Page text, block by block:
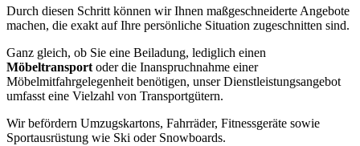
Durch diesen Schritt können wir Ihnen maßgeschneiderte Angebote
machen, die exakt auf Ihre persönliche Situation zugeschnitten sind.
Ganz gleich, ob Sie eine Beiladung, lediglich einen
Möbeltransport oder die Inanspruchnahme einer
Möbelmitfahrgelegenheit benötigen, unser Dienstleistungsangebot
umfasst eine Vielzahl von Transportgütern.
Wir befördern Umzugskartons, Fahrräder, Fitnessgeräte sowie
Sportausrüstung wie Ski oder Snowboards.